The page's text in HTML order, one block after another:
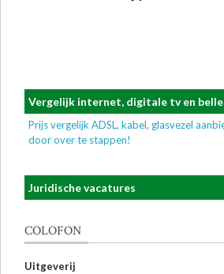
Vergelijk internet, digitale tv en
Prijs vergelijk ADSL, kabel, glasvezel
door over te stappen!
Juridische vacatures
COLOFON
Uitgeverij